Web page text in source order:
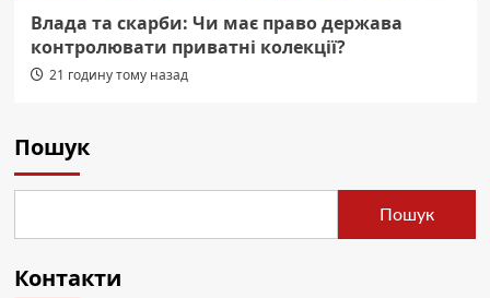
Влада та скарби: Чи має право держава
контролювати приватні колекції?
21 годину тому назад
Пошук
Пошук
Контакти